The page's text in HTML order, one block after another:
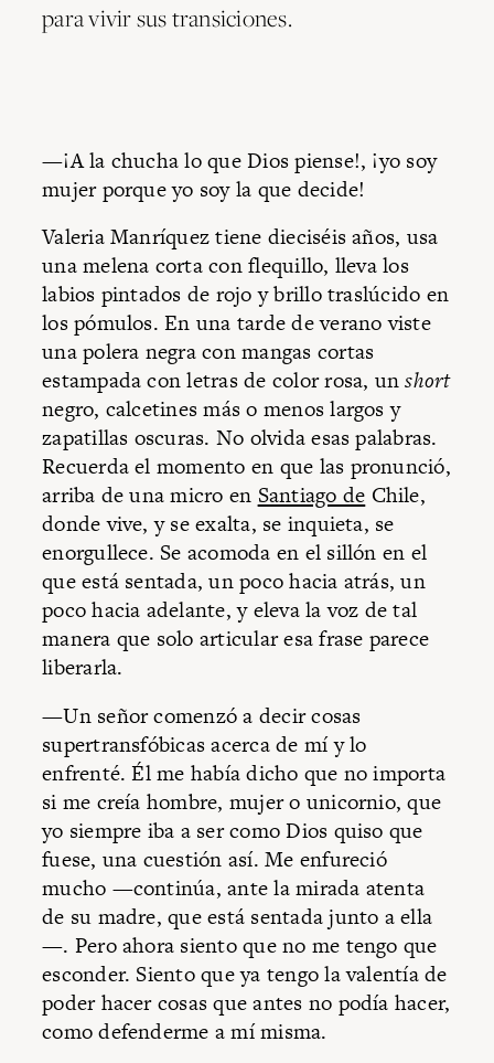
para vivir sus transiciones.
—¡A la chucha lo que Dios piense!, ¡yo soy
mujer porque yo soy la que decide!
Valeria Manríquez tiene dieciséis años, usa
una melena corta con flequillo, lleva los
labios pintados de rojo y brillo traslúcido en
los pómulos. En una tarde de verano viste
una polera negra con mangas cortas
estampada con letras de color rosa, unshort
negro, calcetines más o menos largos y
zapatillas oscuras. No olvida esas palabras.
Recuerda el momento en que las pronunció,
arriba de una micro en Santiago de Chile,
donde vive, y se exalta, se inquieta, se
enorgullece. Se acomoda en el sillón en el
que está sentada, un poco hacia atrás, un
poco hacia adelante, y eleva la voz de tal
manera que solo articular esa frase parece
liberarla.
—Un señor comenzó a decir cosas
supertransfóbicas acerca de mí y lo
enfrenté. Él me había dicho que no importa
si me creía hombre, mujer o unicornio, que
yo siempre iba a ser como Dios quiso que
fuese, una cuestión así. Me enfureció
mucho —continúa, ante la mirada atenta
de su madre, que está sentada junto a ella
—. Pero ahora siento que no me tengo que
esconder. Siento que ya tengo la valentía de
poder hacer cosas que antes no podía hacer,
como defenderme a mí misma.